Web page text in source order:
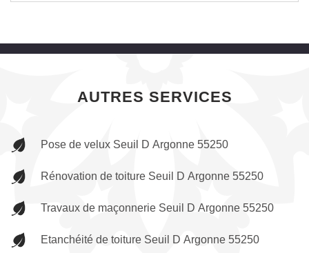
AUTRES SERVICES
Pose de velux Seuil D Argonne 55250
Rénovation de toiture Seuil D Argonne 55250
Travaux de maçonnerie Seuil D Argonne 55250
Etanchéité de toiture Seuil D Argonne 55250